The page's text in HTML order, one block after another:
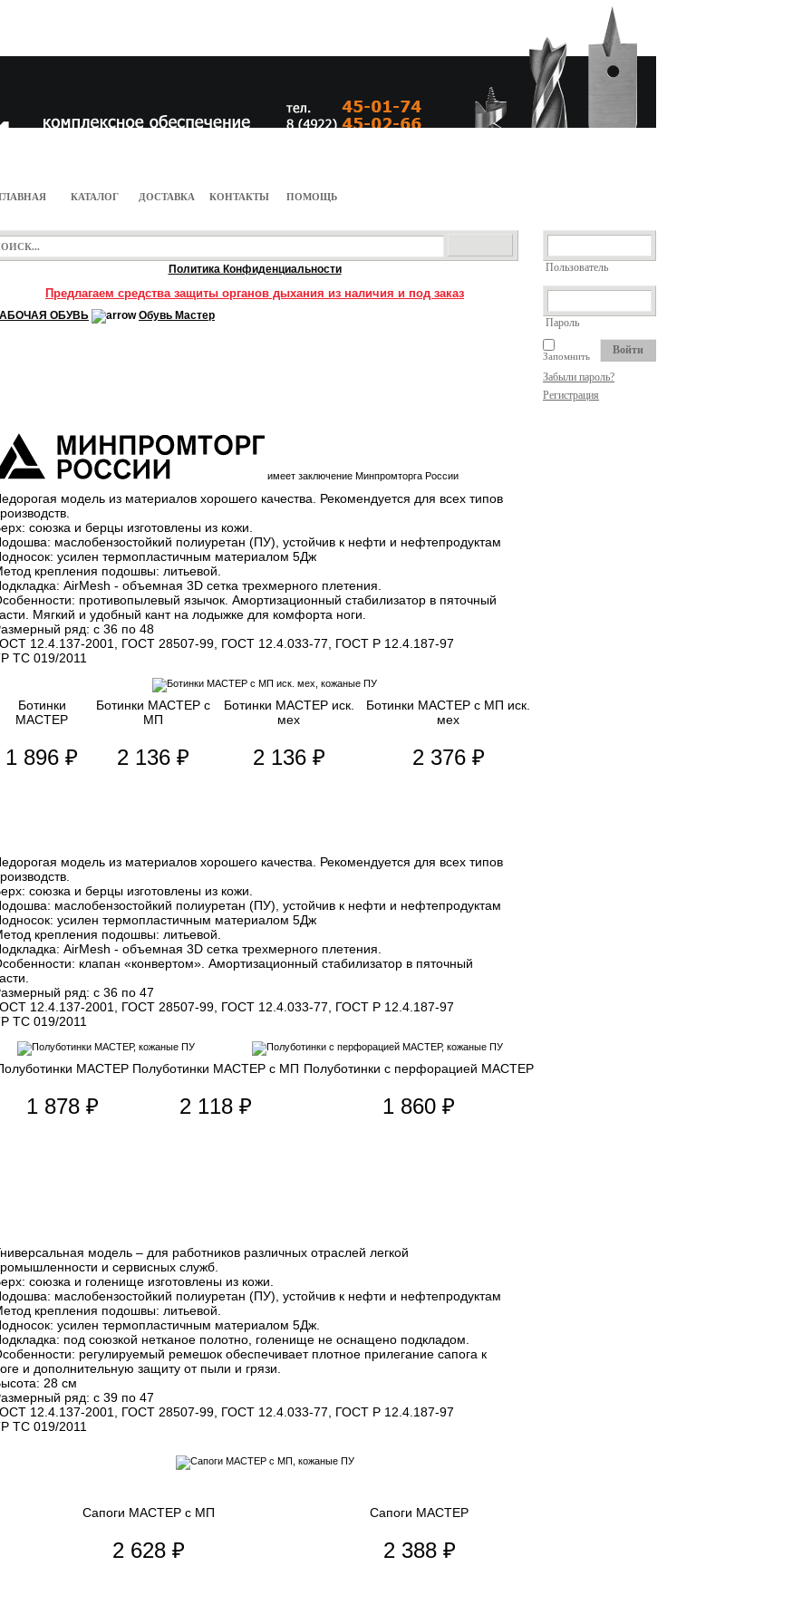
КАТАЛОГ ДОСТАВКА КОНТАКТЫ ПОМОЩЬ
Политика Конфиденциальности
Предлагаем средства защиты органов дыхания из наличия и под заказ
ОБУВЬ Обувь Мастер
имеет заключение Минпромторга России
модель из материалов хорошего качества. Рекомендуется для всех типов
союзка и берцы изготовлены из кожи.
маслобензостойкий полиуретан (ПУ), устойчив к нефти и нефтепродуктам
усилен термопластичным материалом 5Дж
крепления подошвы: литьевой.
AirMesh - объемная 3D сетка трехмерного плетения.
противопылевый язычок. Амортизационный стабилизатор в пяточный
Мягкий и удобный кант на лодыжке для комфорта ноги.
ряд: с 36 по 48
12.4.137-2001, ГОСТ 28507-99, ГОСТ 12.4.033-77, ГОСТ Р 12.4.187-97
ТС 019/2011
Ботинки
МАСТЕР
1 896 ₽
Ботинки МАСТЕР с
МП
2 136 ₽
Ботинки МАСТЕР иск.
мех
2 136 ₽
Ботинки МАСТЕР с МП иск.
мех
2 376 ₽
модель из материалов хорошего качества. Рекомендуется для всех типов
союзка и берцы изготовлены из кожи.
маслобензостойкий полиуретан (ПУ), устойчив к нефти и нефтепродуктам
усилен термопластичным материалом 5Дж
крепления подошвы: литьевой.
AirMesh - объемная 3D сетка трехмерного плетения.
клапан «конвертом». Амортизационный стабилизатор в пяточный
ряд: с 36 по 47
12.4.137-2001, ГОСТ 28507-99, ГОСТ 12.4.033-77, ГОСТ Р 12.4.187-97
ТС 019/2011
МАСТЕР
1 878 ₽
Полуботинки МАСТЕР с МП
2 118 ₽
Полуботинки с перфорацией МАСТЕР
1 860 ₽
модель – для работников различных отраслей легкой
и сервисных служб.
союзка и голенище изготовлены из кожи.
маслобензостойкий полиуретан (ПУ), устойчив к нефти и нефтепродуктам
крепления подошвы: литьевой.
усилен термопластичным материалом 5Дж.
под союзкой нетканое полотно, голенище не оснащено подкладом.
регулируемый ремешок обеспечивает плотное прилегание сапога к
и дополнительную защиту от пыли и грязи.
28 см
ряд: с 39 по 47
12.4.137-2001, ГОСТ 28507-99, ГОСТ 12.4.033-77, ГОСТ Р 12.4.187-97
ТС 019/2011
Сапоги МАСТЕР с МП
2 628 ₽
Сапоги МАСТЕР
2 388 ₽
Пользователь
Пароль
Запомнить
Забыли пароль?
Регистрация